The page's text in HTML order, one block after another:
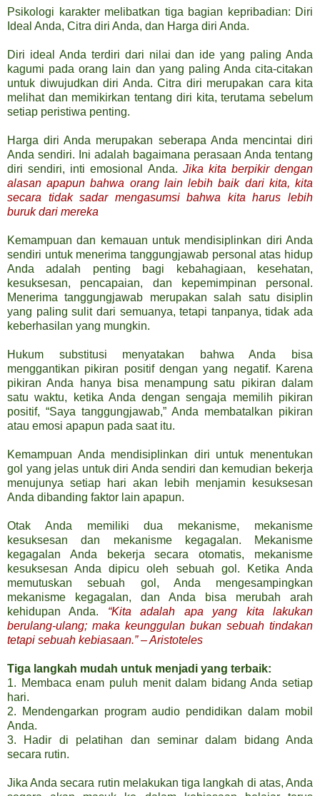
Psikologi karakter melibatkan tiga bagian kepribadian: Diri
Ideal Anda, Citra diri Anda, dan Harga diri Anda.
Diri ideal Anda terdiri dari nilai dan ide yang paling Anda
kagumi pada orang lain dan yang paling Anda cita-citakan
untuk diwujudkan diri Anda. Citra diri merupakan cara kita
melihat dan memikirkan tentang diri kita, terutama sebelum
setiap peristiwa penting.
Harga diri Anda merupakan seberapa Anda mencintai diri
Anda sendiri. Ini adalah bagaimana perasaan Anda tentang
diri sendiri, inti emosional Anda. Jika kita berpikir dengan
alasan apapun bahwa orang lain lebih baik dari kita, kita
secara tidak sadar mengasumsi bahwa kita harus lebih
buruk dari mereka
Kemampuan dan kemauan untuk mendisiplinkan diri Anda
sendiri untuk menerima tanggungjawab personal atas hidup
Anda adalah penting bagi kebahagiaan, kesehatan,
kesuksesan, pencapaian, dan kepemimpinan personal.
Menerima tanggungjawab merupakan salah satu disiplin
yang paling sulit dari semuanya, tetapi tanpanya, tidak ada
keberhasilan yang mungkin.
Hukum substitusi menyatakan bahwa Anda bisa
menggantikan pikiran positif dengan yang negatif. Karena
pikiran Anda hanya bisa menampung satu pikiran dalam
satu waktu, ketika Anda dengan sengaja memilih pikiran
positif, “Saya tanggungjawab,” Anda membatalkan pikiran
atau emosi apapun pada saat itu.
Kemampuan Anda mendisiplinkan diri untuk menentukan
gol yang jelas untuk diri Anda sendiri dan kemudian bekerja
menujunya setiap hari akan lebih menjamin kesuksesan
Anda dibanding faktor lain apapun.
Otak Anda memiliki dua mekanisme, mekanisme
kesuksesan dan mekanisme kegagalan. Mekanisme
kegagalan Anda bekerja secara otomatis, mekanisme
kesuksesan Anda dipicu oleh sebuah gol. Ketika Anda
memutuskan sebuah gol, Anda mengesampingkan
mekanisme kegagalan, dan Anda bisa merubah arah
kehidupan Anda. “Kita adalah apa yang kita lakukan
berulang-ulang; maka keunggulan bukan sebuah tindakan
tetapi sebuah kebiasaan.” – Aristoteles
Tiga langkah mudah untuk menjadi yang terbaik:
1. Membaca enam puluh menit dalam bidang Anda setiap
hari.
2. Mendengarkan program audio pendidikan dalam mobil
Anda.
3. Hadir di pelatihan dan seminar dalam bidang Anda
secara rutin.
Jika Anda secara rutin melakukan tiga langkah di atas, Anda